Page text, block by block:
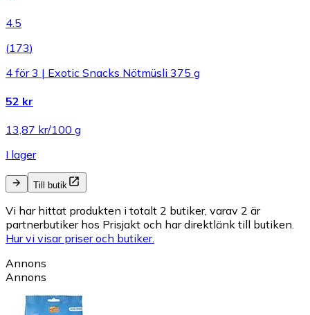
4.5
(173)
4 för 3 | Exotic Snacks Nötmüsli 375 g
52 kr
13,87 kr/100 g
I lager
Till butik
Vi har hittat produkten i totalt 2 butiker, varav 2 är
partnerbutiker hos Prisjakt och har direktlänk till butiken.
Hur vi visar priser och butiker.
Annons
Annons